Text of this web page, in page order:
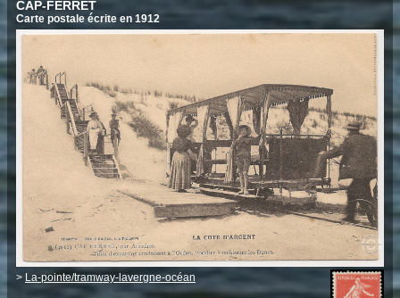
CAP-FERRET
Carte postale écrite en 1912
> La-pointe/tramway-lavergne-océan